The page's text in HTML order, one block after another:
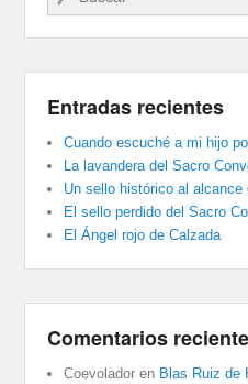
Entradas recientes
Cuando escuché a mi hijo
La lavandera del Sacro
Un sello histórico al alcance
El sello perdido del Sacro
El Ángel rojo de Calzada
Comentarios
Coevolador en Blas Ruiz de